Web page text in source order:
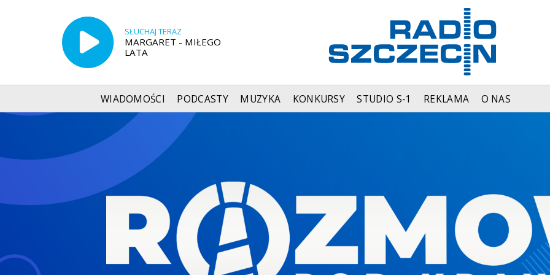
SŁUCHAJ TERAZ
MARGARET - MIŁEGO
LATA
WIADOMOŚCI PODCASTY MUZYKA KONKURSY STUDIO S-1 REKLAMA O NAS